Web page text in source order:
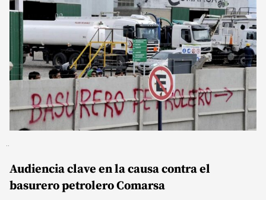
Audiencia clave en la causa contra el
basurero petrolero Comarsa